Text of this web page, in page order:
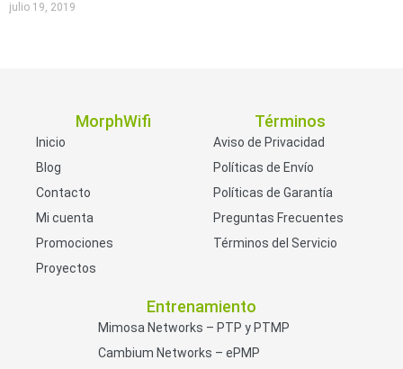
julio 19, 2019
MorphWifi
Inicio
Blog
Contacto
Mi cuenta
Promociones
Proyectos
Términos
Aviso de Privacidad
Políticas de Envío
Políticas de Garantía
Preguntas Frecuentes
Términos del Servicio
Entrenamiento
Mimosa Networks – PTP y PTMP
Cambium Networks – ePMP